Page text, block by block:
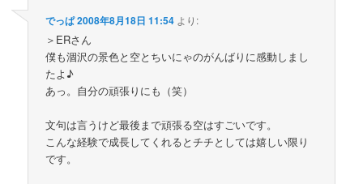
でっぱ2008年8月18日 11:54 より:
＞ERさん
僕も涸沢の景色と空とちいにゃのがんばりに感動しまし
たよ♪
あっ。自分の頑張りにも（笑）
文句は言うけど最後まで頑張る空はすごいです。
こんな経験で成長してくれるとチチとしては嬉しい限り
です。